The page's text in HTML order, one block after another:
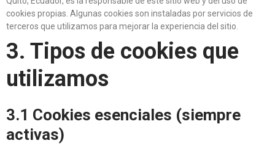
cookies propias. Algunas cookies son instaladas por servicios de
terceros que utilizamos para mejorar la experiencia del sitio.
3. Tipos de cookies que
utilizamos
3.1 Cookies esenciales (siempre
activas)